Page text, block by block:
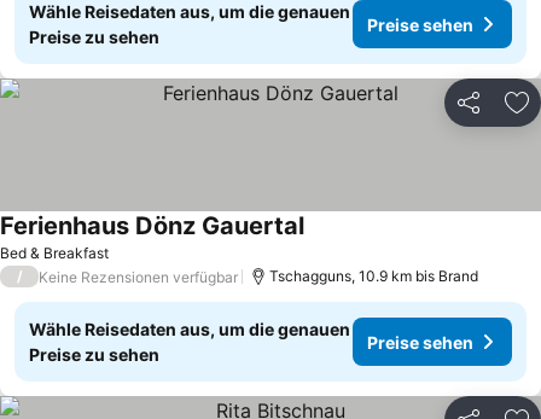
Wähle Reisedaten aus, um die genauen
Preise zu sehen
Preise sehen
Teilen
Bed & Breakfast
Ferienhaus Dönz Gauertal
/ Keine Rezensionen verfügbar Tschagguns, 10.9 km bis Brand
Wähle Reisedaten aus, um die genauen
Preise zu sehen
Preise sehen